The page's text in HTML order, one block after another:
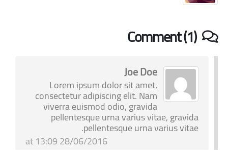
Comment (1)
Joe Doe
Lorem ipsum dolor sit amet,
consectetur adipiscing elit. Nam
viverra euismod odio, gravida
pellentesque urna varius vitae, gravida
pellentesque urna varius vitae.
28/06/2016 at 13:09